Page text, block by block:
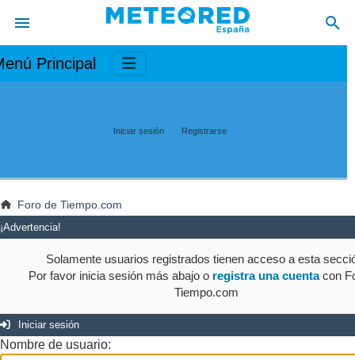
Principal
Iniciar sesión Registrarse
Foro de Tiempo.com
¡Advertencia!
Solamente usuarios registrados tienen acceso a esta
Por favor inicia sesión más abajo o registra una cuentacon
Tiempo.com
Iniciar sesión
Nombre de usuario: